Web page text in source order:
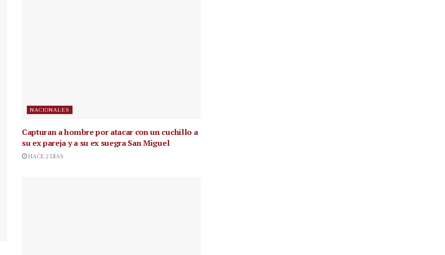
NACIONALES
Capturan a hombre por atacar con un cuchillo a
su ex pareja y a su ex suegra San Miguel
HACE 2 DÍAS